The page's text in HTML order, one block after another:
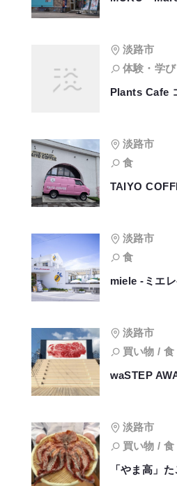
淡路市
体験・学
Plants Cafe
淡路市
食
TAIYO
淡路市
食
miele -ミエ
淡路市
買い物 / 食
waSTEP
淡路市
買い物 / 食
「やま高」